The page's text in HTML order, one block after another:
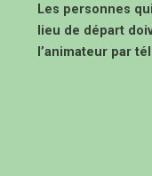
Les personnes
lieu de départ
l’animateur par